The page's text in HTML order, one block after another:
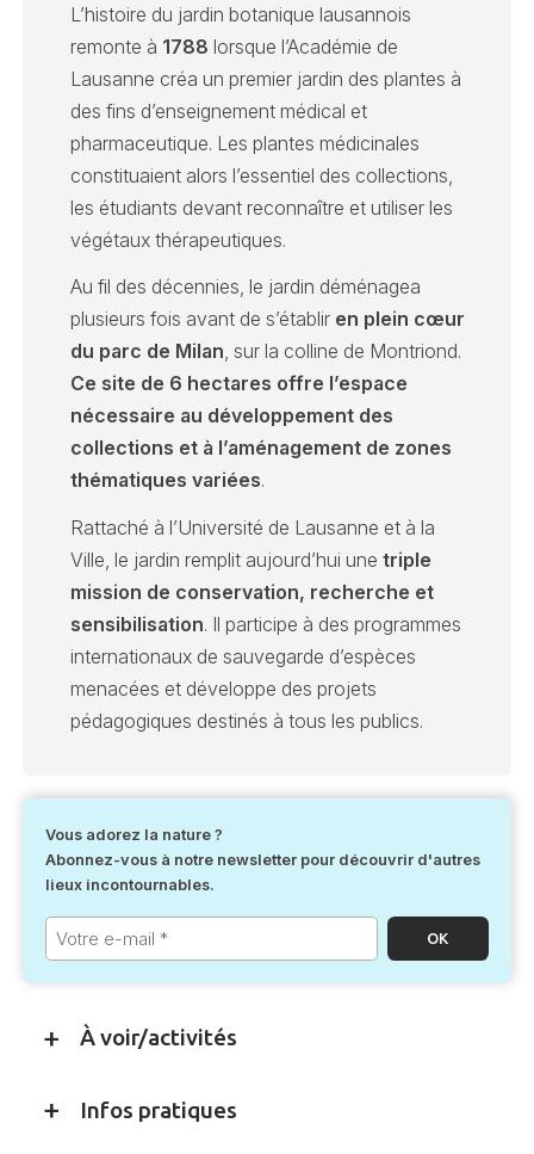
L’histoire du jardin botanique lausannois
remonte à 1788 lorsque l’Académie de
Lausanne créa un premier jardin des plantes à
des fins d’enseignement médical et
pharmaceutique. Les plantes médicinales
constituaient alors l’essentiel des collections,
les étudiants devant reconnaître et utiliser les
végétaux thérapeutiques.
Au fil des décennies, le jardin déménagea
plusieurs fois avant de s’établir en plein cœur
du parc de Milan, sur la colline de Montriond.
Ce site de 6 hectares offre l’espace
nécessaire au développement des
collections et à l’aménagement de zones
thématiques variées.
Rattaché à l’Université de Lausanne et à la
Ville, le jardin remplit aujourd’hui unetriple
mission de conservation, recherche et
sensibilisation. Il participe à des programmes
internationaux de sauvegarde d’espèces
menacées et développe des projets
pédagogiques destinés à tous les publics.
Vous adorez la nature ?
Abonnez-vous à notre newsletter pour découvrir d'autres
lieux incontournables.
Votre
e-
mail
À voir/activités
Infos pratiques